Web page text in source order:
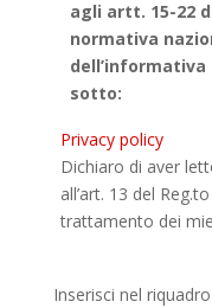
agli artt. 15-22
normativa
sotto:
Privacy policy
Dichiaro di aver
all’art. 13 del
trattamento dei
Inserisci nel